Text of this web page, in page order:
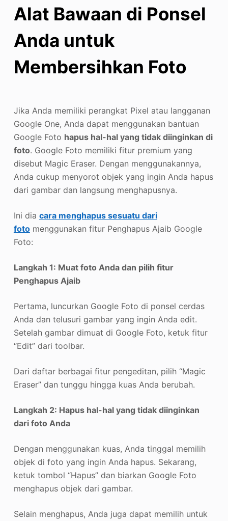
Alat Bawaan di Ponsel
Anda untuk
Membersihkan Foto
Jika Anda memiliki perangkat Pixel atau langganan
Google One, Anda dapat menggunakan bantuan
Google Foto hapus hal-hal yang tidak diinginkan di
foto. Google Foto memiliki fitur premium yang
disebut Magic Eraser. Dengan menggunakannya,
Anda cukup menyorot objek yang ingin Anda hapus
dari gambar dan langsung menghapusnya.
Ini dia cara menghapus sesuatu dari
fotomenggunakan fitur Penghapus Ajaib Google
Foto:
Langkah 1: Muat foto Anda dan pilih fitur
Penghapus Ajaib
Pertama, luncurkan Google Foto di ponsel cerdas
Anda dan telusuri gambar yang ingin Anda edit.
Setelah gambar dimuat di Google Foto, ketuk fitur
“Edit” dari toolbar.
Dari daftar berbagai fitur pengeditan, pilih “Magic
Eraser” dan tunggu hingga kuas Anda berubah.
Langkah 2: Hapus hal-hal yang tidak diinginkan
dari foto Anda
Dengan menggunakan kuas, Anda tinggal memilih
objek di foto yang ingin Anda hapus. Sekarang,
ketuk tombol “Hapus” dan biarkan Google Foto
menghapus objek dari gambar.
Selain menghapus, Anda juga dapat memilih untuk